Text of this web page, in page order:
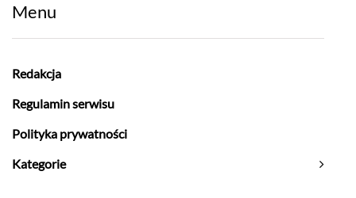
Menu
Redakcja
Regulamin serwisu
Polityka prywatności
Kategorie